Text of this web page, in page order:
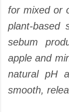
for mixed or
plant-based
sebum
apple and
natural pH
smooth,